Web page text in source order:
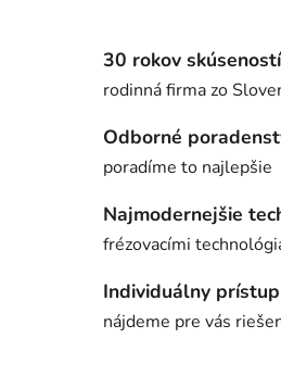
30 rokov skúseností
rodinná firma zo
Odborné
poradíme to najlepšie
Najmodernejšie
frézovacími
Individuálny prístup
nájdeme pre vás